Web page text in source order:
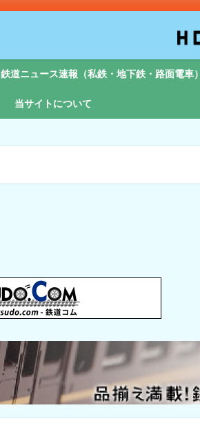
鉄道ニュース速報（私鉄・地下鉄・路面電車）
当サイトについて